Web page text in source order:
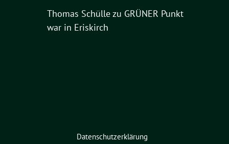
Thomas Schüllezu GRÜNER Punkt
war in Eriskirch
Datenschutzerklärung